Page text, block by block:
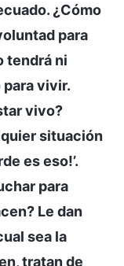
¿Cómo
para
tendrá ni
vivir.
vivo?
situación
es eso!’.
para
Le dan
sea la
tratan de